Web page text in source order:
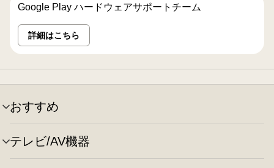
Google Play ハードウェアサポートチーム
詳細はこちら
おすすめ
メ
ニ
ュ
ー
の
テレビ/AV機器
メ
ニ